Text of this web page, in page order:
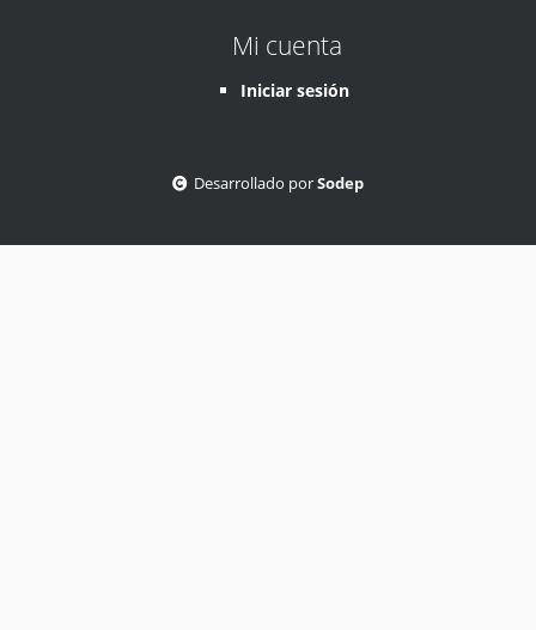
Mi cuenta
Iniciar sesión
Desarrollado porSodep